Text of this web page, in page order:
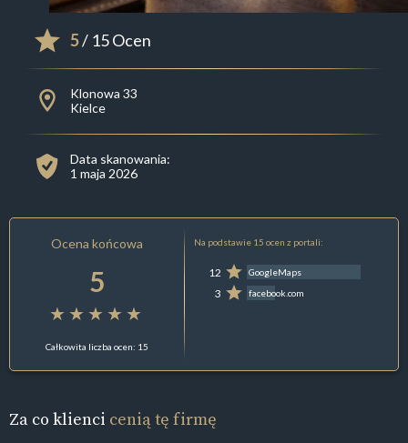
5/ 15 Ocen
Klonowa 33
Kielce
Data skanowania:
1 maja 2026
Ocena końcowa
5
Całkowita liczba ocen: 15
Na podstawie 15 ocen z portali:
12 GoogleMaps
3 facebook.com
Za co klienci cenią tę firmę